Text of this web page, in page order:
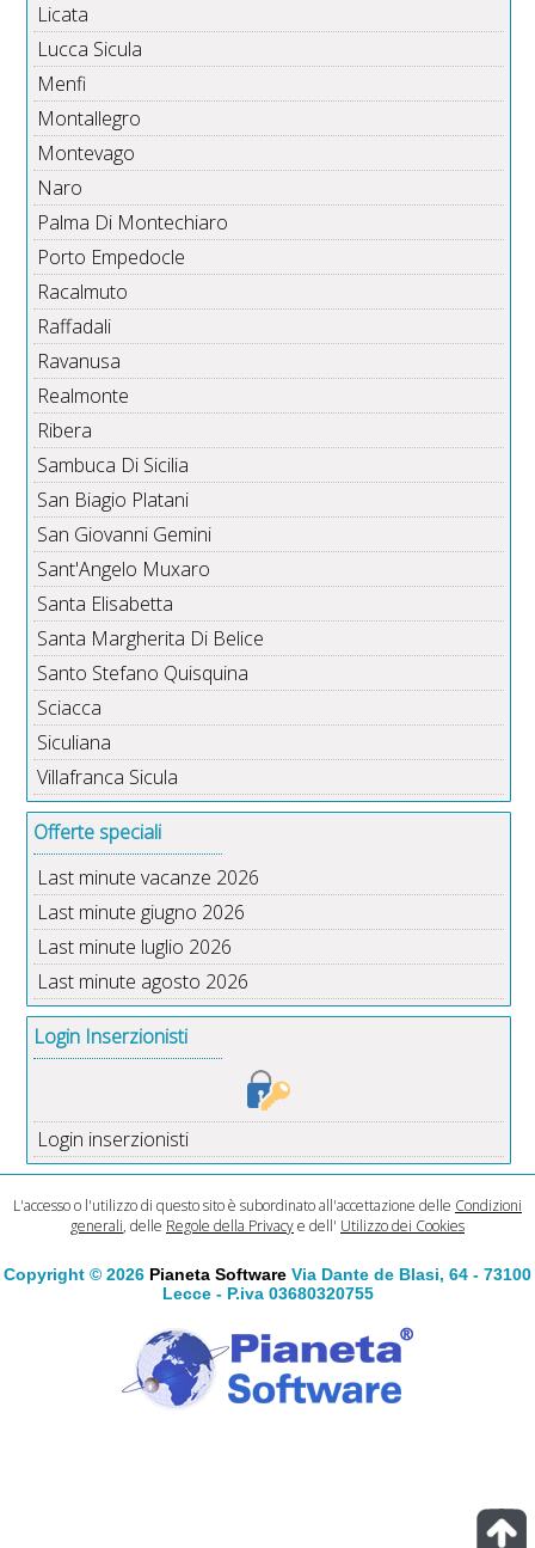
Licata
Lucca Sicula
Menfi
Montallegro
Montevago
Naro
Palma Di Montechiaro
Porto Empedocle
Racalmuto
Raffadali
Ravanusa
Realmonte
Ribera
Sambuca Di Sicilia
San Biagio Platani
San Giovanni Gemini
Sant'Angelo Muxaro
Santa Elisabetta
Santa Margherita Di Belice
Santo Stefano Quisquina
Sciacca
Siculiana
Villafranca Sicula
Offerte speciali
Last minute vacanze 2026
Last minute giugno 2026
Last minute luglio 2026
Last minute agosto 2026
Login Inserzionisti
Login inserzionisti
L'accesso o l'utilizzo di questo sito è subordinato all'accettazione delle Condizioni
generali, delle Regole della Privacye dell' Utilizzo dei Cookies
Copyright © 2026 Pianeta Software Via Dante de Blasi, 64 - 73100
Lecce - P.iva 03680320755